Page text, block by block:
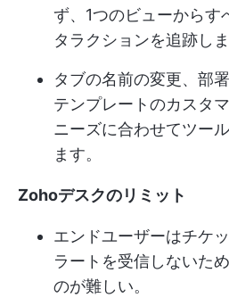
ず、1つのビューからす
タラクションを追跡しま
タブの名前の変更、部
テンプレートのカスタ
ニーズに合わせてツー
ます。
Zohoデスクのリミット
エンドユーザーはチケ
ラートを受信しないた
のが難しい。